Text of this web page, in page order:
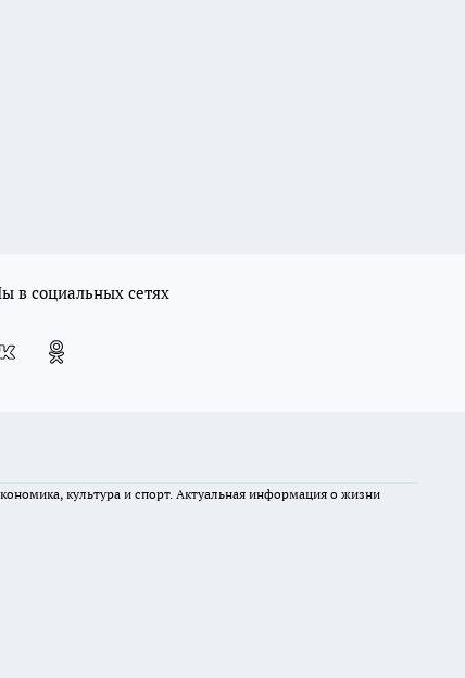
в социальных сетях
культура и спорт. Актуальная информация о жизни